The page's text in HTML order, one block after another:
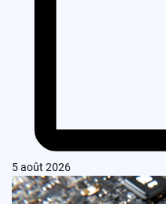
5 août 2026